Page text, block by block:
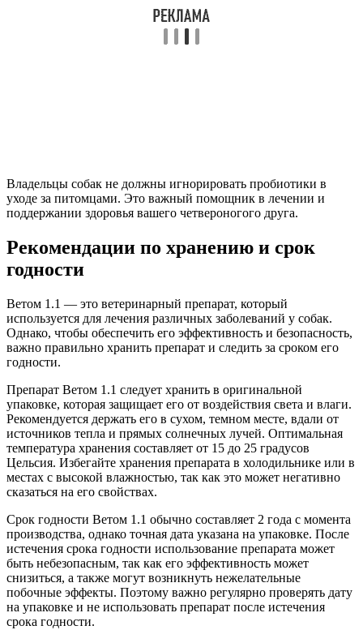
Владельцы собак не должны игнорировать пробиотики в
уходе за питомцами. Это важный помощник в лечении и
поддержании здоровья вашего четвероногого друга.
Рекомендации по хранению и срок
годности
Ветом 1.1 — это ветеринарный препарат, который
используется для лечения различных заболеваний у собак.
Однако, чтобы обеспечить его эффективность и безопасность,
важно правильно хранить препарат и следить за сроком его
годности.
Препарат Ветом 1.1 следует хранить в оригинальной
упаковке, которая защищает его от воздействия света и влаги.
Рекомендуется держать его в сухом, темном месте, вдали от
источников тепла и прямых солнечных лучей. Оптимальная
температура хранения составляет от 15 до 25 градусов
Цельсия. Избегайте хранения препарата в холодильнике или в
местах с высокой влажностью, так как это может негативно
сказаться на его свойствах.
Срок годности Ветом 1.1 обычно составляет 2 года с момента
производства, однако точная дата указана на упаковке. После
истечения срока годности использование препарата может
быть небезопасным, так как его эффективность может
снизиться, а также могут возникнуть нежелательные
побочные эффекты. Поэтому важно регулярно проверять дату
на упаковке и не использовать препарат после истечения
срока годности.